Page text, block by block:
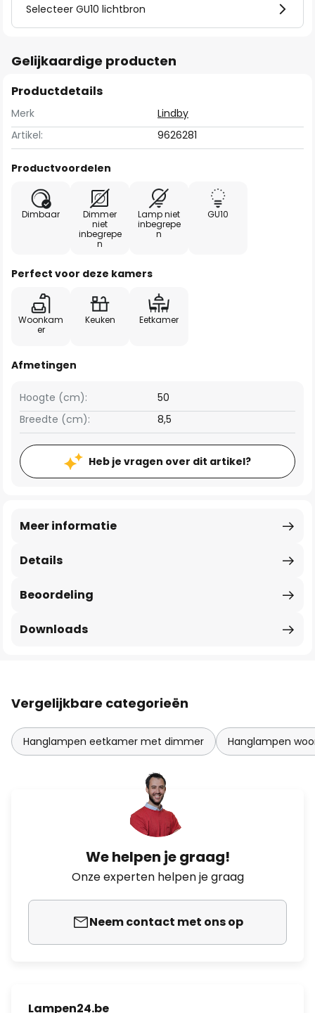
Selecteer GU10 lichtbron
Gelijkaardige producten
Productdetails
Merk
Lindby
Artikel:
9626281
Productvoordelen
Dimbaar
Dimmer
niet
inbegrepe
n
Lamp niet
inbegrepe
n
GU10
Perfect voor deze kamers
Woonkam
er
Keuken Eetkamer
Afmetingen
Breedte (cm): 8,5
Hoogte (cm): 50
Heb je vragen over dit artikel?
Details
Meer informatie
Beoordeling
Downloads
Vergelijkbare categorieën
Hanglampen eetkamer met dimmer Hanglampen
We helpen je graag!
Onze experten helpen je graag
Neem contact met ons op
Lampen24.be